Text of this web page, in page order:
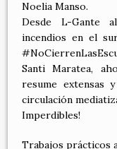
Noelia Manso.
Desde L-Gante
incendios en el
Santi Maratea,
resume extensas
circulación
Imperdibles!
Trabajos prácticos